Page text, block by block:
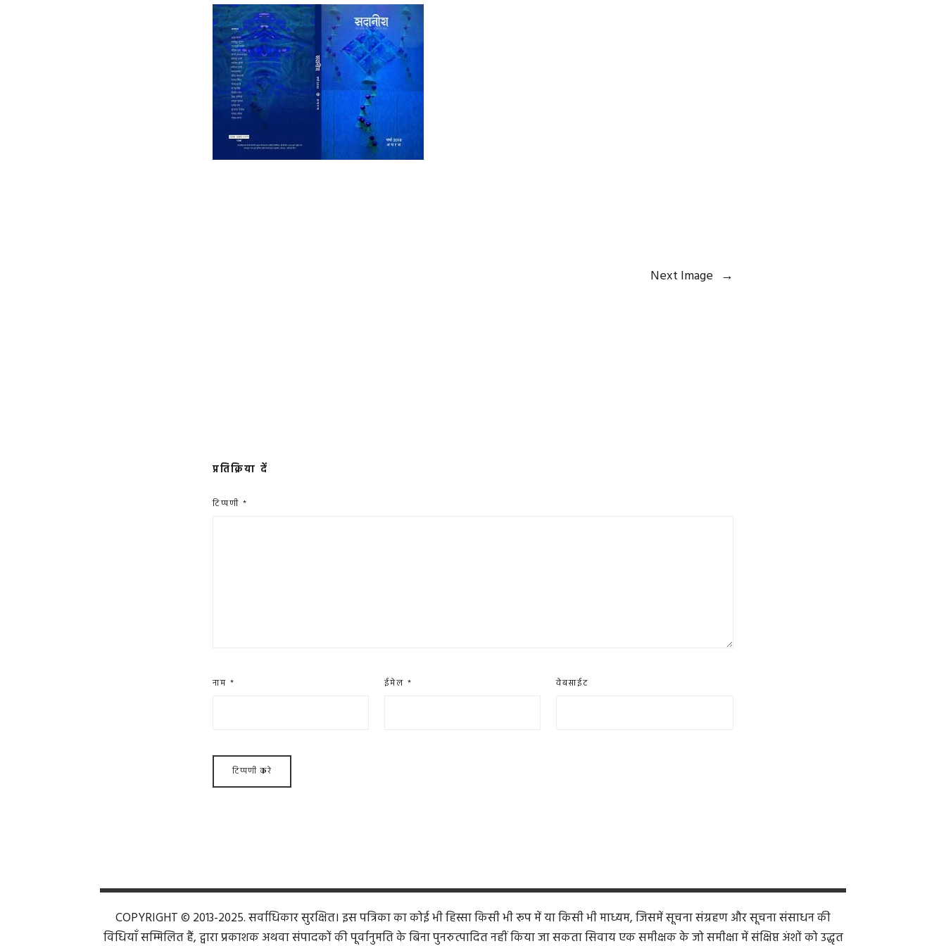
Next Image →
प्रतिक्रिया दें
टिप्पणी *
नाम * ईमेल* वेबसाईट
COPYRIGHT © 2013-2025. सर्वाधिकार सुरक्षित। इस पत्रिका का कोई भी हिस्सा किसी भी रूप में या किसी भी माध्यम, जिसमें सूचना संग्रहण और सूचना संसाधन की
विधियाँ सम्मिलित हैं, द्वारा प्रकाशक अथवा संपादकों की पूर्वानुमति के बिना पुनरुत्पादित नहीं किया जा सकता सिवाय एक समीक्षक के जो समीक्षा में संक्षिप्त अंशों को उद्धृत